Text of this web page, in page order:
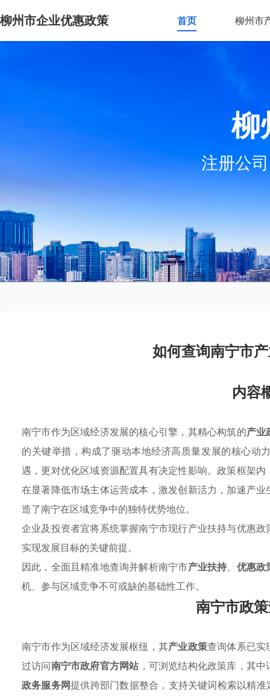
柳州市企业优惠政策 首页 柳州市
柳
注册公
如何查询南宁市
内容
南宁市作为区域经济发展的核心引擎，其精心构筑的产业
的关键举措，构成了驱动本地经济高质量发展的核心动
遇，更对优化区域资源配置具有决定性影响。政策框架内
在显著降低市场主体运营成本，激发创新活力，加速产业
造了南宁在区域竞争中的独特优势地位。
企业及投资者宜将系统掌握南宁市现行产业扶持与优惠
实现发展目标的关键前提。
因此，全面且精准地查询并解析南宁市产业扶持、 优惠政
机、参与区域竞争不可或缺的基础性工作。
南宁市政
南宁市作为区域经济发展枢纽，其产业政策查询体系已实
过访问南宁市政府官方网站，可浏览结构化政策库，其中
政务服务网提供跨部门数据整合，支持关键词检索以精